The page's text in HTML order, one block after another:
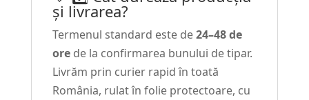
și livrarea?
Termenul standard este de24–48 de
orede la confirmarea bunului de tipar.
Livrăm prin curier rapid în toată
România, rulat în folie protectoare, cu